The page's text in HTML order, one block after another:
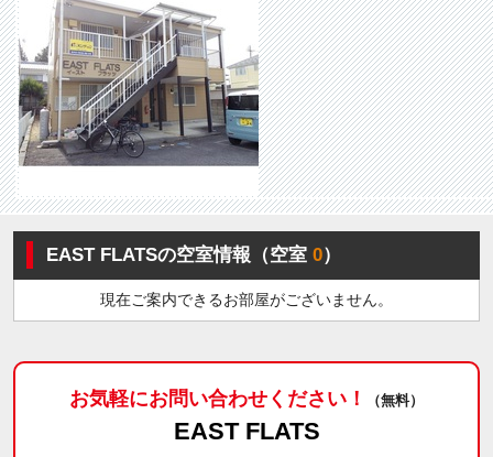
EAST FLATSの空室情報（空室0）
現在ご案内できるお部屋がございません。
お気軽にお問い合わせください！ （無料）
EAST FLATS